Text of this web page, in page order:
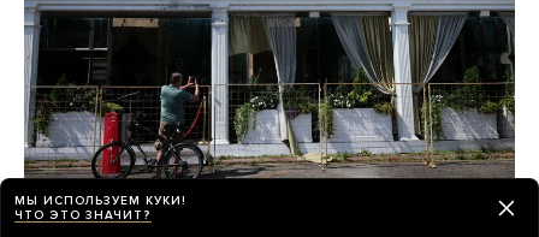
МЫ ИСПОЛЬЗУЕМ КУКИ!
ЧТО ЭТО ЗНАЧИТ?